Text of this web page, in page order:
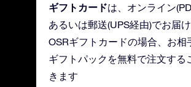
ギフトカードは、オンライン
あるいは郵送(UPS経由)でお届
OSRギフトカードの場合、お相
ギフトパックを無料で注文する
きます